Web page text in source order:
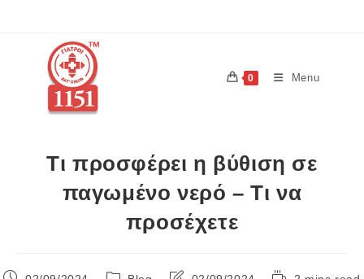
0 Menu
Τι προσφέρει η βύθιση σε
παγωμένο νερό – Τι να
προσέχετε